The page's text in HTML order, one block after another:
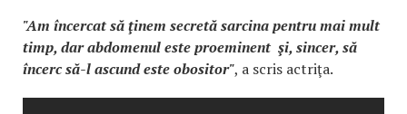
"Am încercat să ţinem secretă sarcina pentru mai mult
timp, dar abdomenul este proeminent şi, sincer, să
încerc să-l ascund este obositor", a scris actriţa.